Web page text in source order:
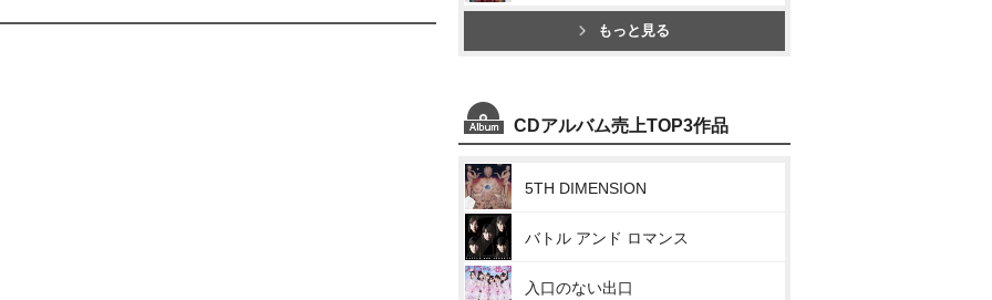
もっと見る
CDアルバム売上TOP3作品
5TH DIMENSION
バトル アンド ロマンス
入口のない出口